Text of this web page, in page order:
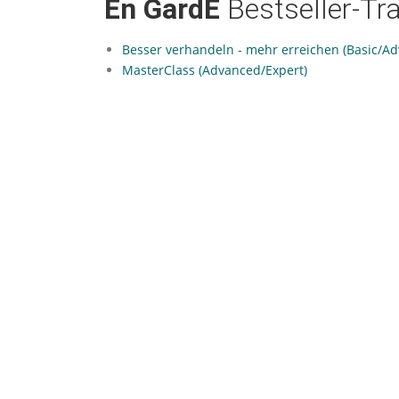
En GardE Bestseller-
Besser verhandeln - mehr erreichen (Basic/
MasterClass (Advanced/Expert)